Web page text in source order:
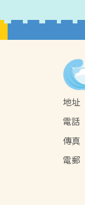
地址
電話
傳真
電郵